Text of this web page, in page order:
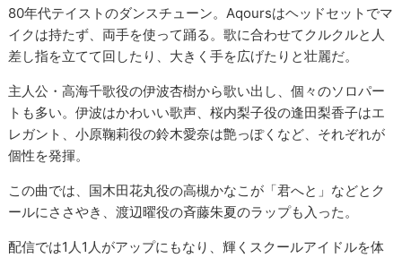
80年代テイストのダンスチューン。Aqoursはヘッドセットでマ
イクは持たず、両手を使って踊る。歌に合わせてクルクルと人
差し指を立てて回したり、大きく手を広げたりと壮麗だ。
主人公・高海千歌役の伊波杏樹から歌い出し、個々のソロパー
トも多い。伊波はかわいい歌声、桜内梨子役の逢田梨香子はエ
レガント、小原鞠莉役の鈴木愛奈は艶っぽくなど、それぞれが
個性を発揮。
この曲では、国木田花丸役の高槻かなこが「君へと」などとク
ールにささやき、渡辺曜役の斉藤朱夏のラップも入った。
配信では1人1人がアップにもなり、輝くスクールアイドルを体